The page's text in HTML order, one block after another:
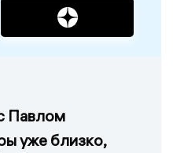
Павлом
уже близко,